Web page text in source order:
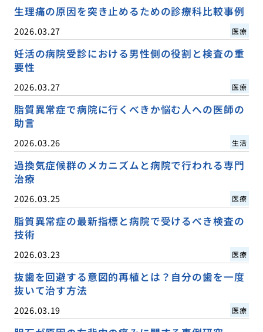
生理痛の原因を突き止めるための診療科比較事例
2026.03.27 医療
妊活の病院受診における男性側の役割と検査の重
要性
2026.03.27 医療
脂質異常症で病院に行くべきか悩む人への医師の
助言
2026.03.26 生活
過換気症候群のメカニズムと病院で行われる専門
治療
2026.03.25 医療
脂質異常症の最新指標と病院で受けるべき検査の
技術
2026.03.23 医療
抜歯を回避する意図的再植とは？自分の歯を一度
抜いて治す方法
2026.03.19 医療